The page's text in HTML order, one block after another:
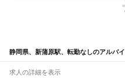
静岡県、新蒲原駅、転勤なしのアルバ
求人の詳細を表示